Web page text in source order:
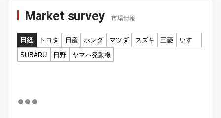
Market survey 市場情報
日経 トヨタ 日産 ホンダ マツダ スズキ 三菱
いすゞ
SUBARU
日野 ヤマハ発動機